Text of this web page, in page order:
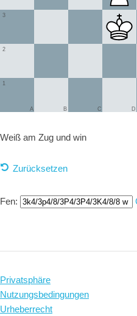
1
2
3
A B C D
Weiß am Zug und win
Zurücksetzen
Fen:
Privatsphäre
Nutzungsbedingungen
Urheberrecht